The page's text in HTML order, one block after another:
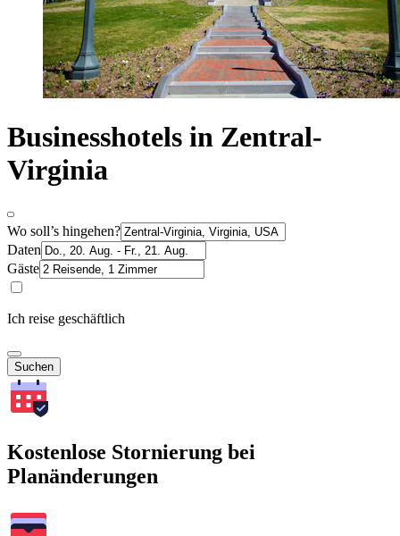
Businesshotels in Zentral-
Virginia
Wo soll’s hingehen?
Daten
Gäste
Ich reise geschäftlich
Suchen
Kostenlose Stornierung bei
Planänderungen